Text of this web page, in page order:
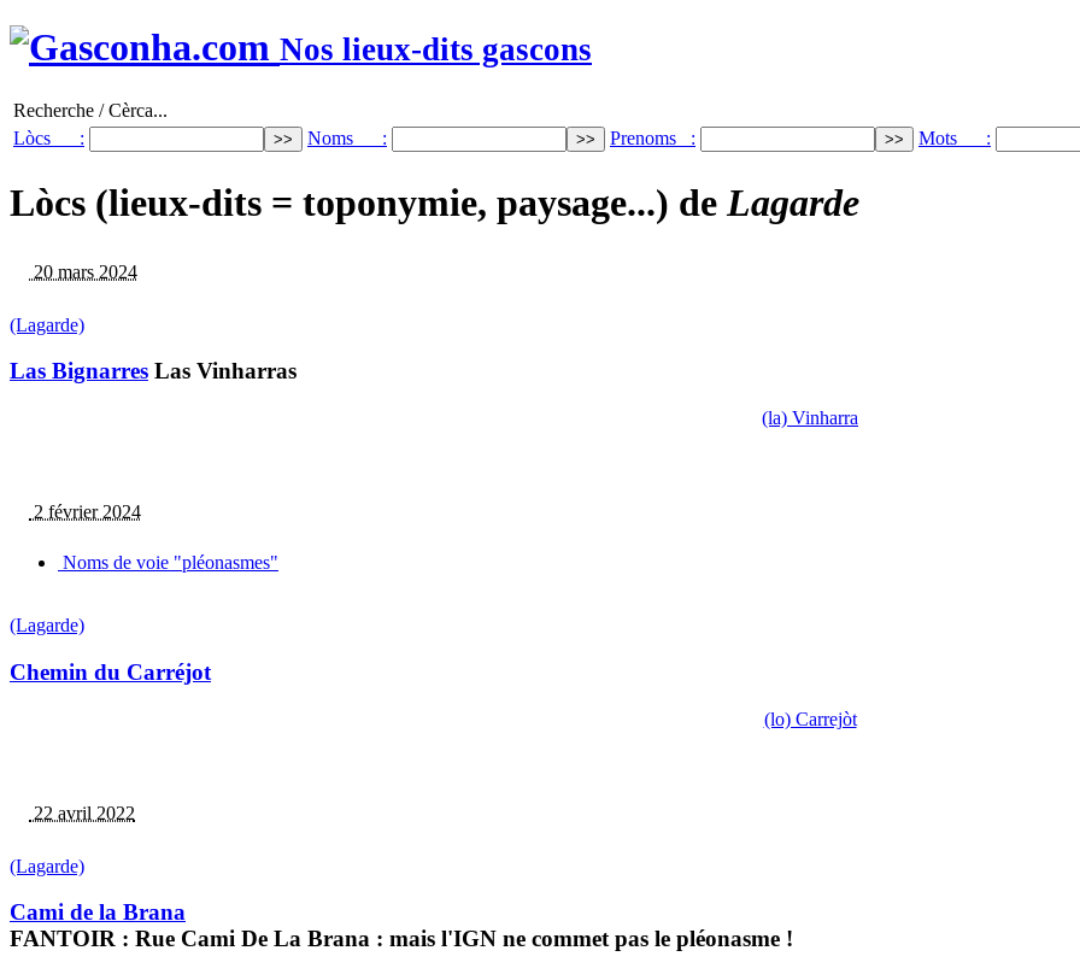
Nos lieux-dits gascons
Recherche / Cèrca...
Lòcs :
Noms : Prenoms : Mots :
Lòcs (lieux-dits = toponymie, paysage...) deLagarde
20 mars 2024
(Lagarde)
Las Bignarres Las Vinharras
(la) Vinharra
2 février 2024
Noms de voie "pléonasmes"
(Lagarde)
Chemin du Carréjot
(lo) Carrejòt
22 avril 2022
(Lagarde)
Cami de la Brana
FANTOIR : Rue Cami De La Brana : mais l'IGN ne commet pas le pléonasme !